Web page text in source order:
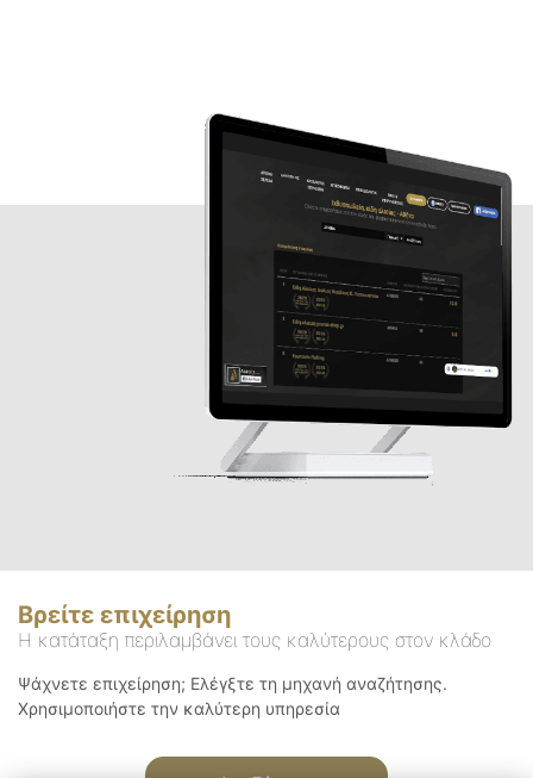
Βρείτε επιχείρηση
Η κατάταξη περιλαμβάνει τους καλύτερους στον κλάδο
Ψάχνετε επιχείρηση; Ελέγξτε τη μηχανή αναζήτησης.
Χρησιμοποιήστε την καλύτερη υπηρεσία